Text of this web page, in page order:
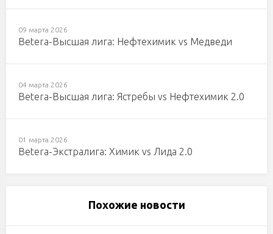
09 марта 2026
Betera-Высшая лига: Нефтехимик vs Медведи
04 марта 2026
Betera-Высшая лига: Ястребы vs Нефтехимик 2.0
01 марта 2026
Betera-Экстралига: Химик vs Лида 2.0
Похожие новости